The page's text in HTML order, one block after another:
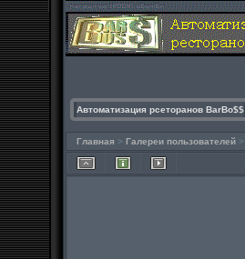
Автоматизация рсеторанов BarBo$$
Главная > Галереи пользователей >